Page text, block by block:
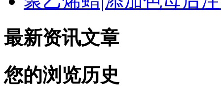
最新资讯文章
您的浏览历史